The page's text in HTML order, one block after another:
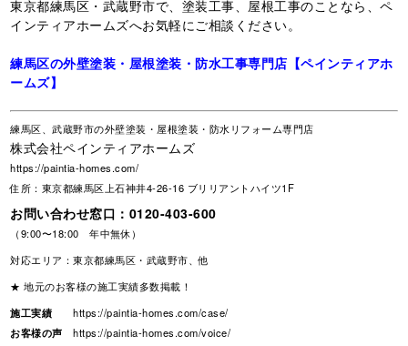
東京都練馬区・武蔵野市で、塗装工事、屋根工事のことなら、ペ
インティアホームズへお気軽にご相談ください。
練馬区の外壁塗装・屋根塗装・防水工事専門店【ペインティアホ
ームズ】
練馬区、武蔵野市の外壁塗装・屋根塗装・防水リフォーム専門店
株式会社ペインティアホームズ
https://paintia-homes.com/
住所：東京都練馬区上石神井4-26-16 ブリリアントハイツ1F
お問い合わせ窓口： 0120-403-600
（9:00〜18:00 年中無休）
対応エリア：東京都練馬区・武蔵野市、他
★ 地元のお客様の施工実績多数掲載！
施工実績
https://paintia-homes.com/case/
お客様の声
https://paintia-homes.com/voice/